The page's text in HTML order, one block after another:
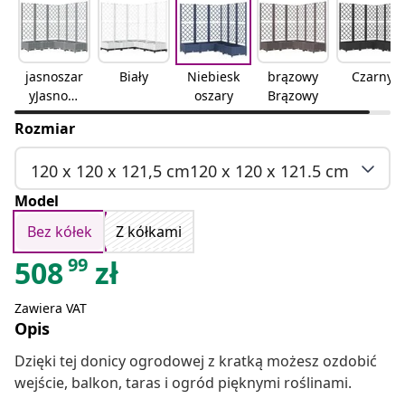
jasnoszar
yJasnosz
ary
Biały
Niebiesk
oszary
brązowy
Brązowy
Czarny
Rozmiar
120 x 120 x 121,5 cm120 x 120 x 121.5 cm
Model
Bez kółek
Z kółkami
50899 zł
Zawiera VAT
Opis
Dzięki tej donicy ogrodowej z kratką możesz ozdobić
wejście, balkon, taras i ogród pięknymi roślinami.